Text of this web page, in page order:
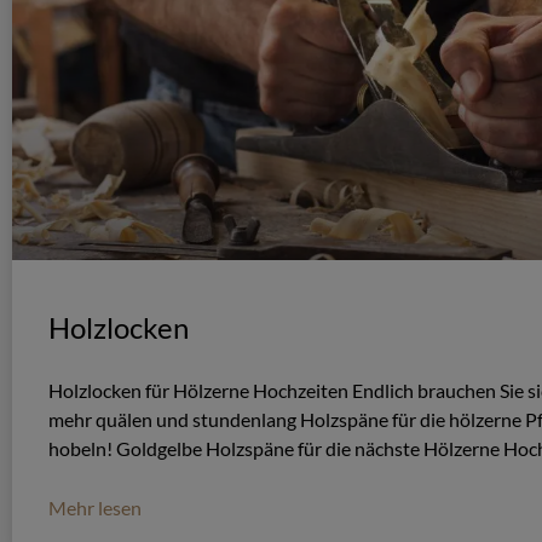
Holzlocken
Holzlocken für Hölzerne Hochzeiten Endlich brauchen Sie
mehr quälen und stundenlang Holzspäne für die hölzerne
hobeln! Goldgelbe Holzspäne für die nächste Hölzerne
Mehr lesen